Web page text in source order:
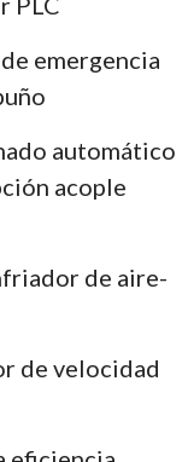
emergencia
automático
acople
de aire-
velocidad